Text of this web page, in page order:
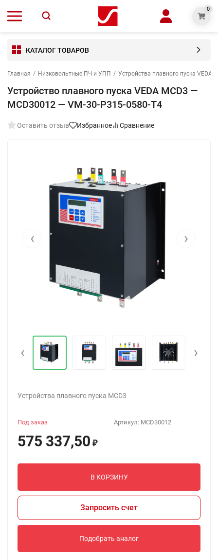
0
КАТАЛОГ ТОВАРОВ
Главная / Низковольтные ПЧ и УПП / Устройства плавного пуска VEDA
Устройство плавного пуска VEDA MCD3 —
MCD30012 — VM-30-P315-0580-T4
Оставить отзыв Избранное Сравнение
‹ ›
‹ ›
Устройства плавного пуска MCD3
Артикул: MCD30012
Под заказ
575 337,50 ₽
В КОРЗИНУ
Запросить счет
Подобрать аналог